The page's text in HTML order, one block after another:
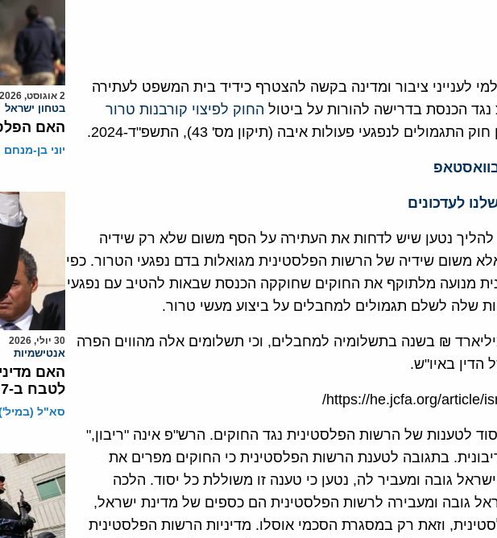
לענייני ציבור ומדינה בקשה להצטרף כידיד בית המשפט לעתירה
הכנסת בדרישה להורות על ביטול החוק לפיצוי קורבנות טרור
חוק התגמולים לנפגעי פעולות איבה (תיקון מס' 43), התשפ"ד-2024.
לעדכונים
נטען שיש לדחות את העתירה על הסף משום שלא רק שידיה
משום שידיה של הרשות הפלסטינית מגואלות בדם נפגעי הטרור. כפי
מנועה מלתוקף את החוקים שחוקקה הכנסת שבאות להטיב עם נפגעי
שלה לשלם תגמולים למחבלים על ביצוע מעשי טרור.
₪ בשנה בתשלומיה למחבלים, וכי תשלומים אלה מהווים הפרה
באיו"ש.
https://he.jcfa.org/article/
לטענות של הרשות הפלסטינית נגד החוקים. הרש"פ אינה "ריבון,"
בתגובה לטענת הרשות הפלסטינית כי החוקים מפרים את
גובה ומעביר לה, נטען כי טענה זו משוללת כל יסוד. הלכה
גובה ומעבירה לרשות הפלסטינית הם כספים של מדינת ישראל,
וזאת רק במסגרת הסכמי אוסלו. מדיניות הרשות הפלסטינית
2 אוגוסט, 2026
בטחון ישראל
האם
יוני בן-מנחם
30 יולי, 2026
אנטישמיות
האם
לטבח ב-7 באוקטובר?
סא"ל